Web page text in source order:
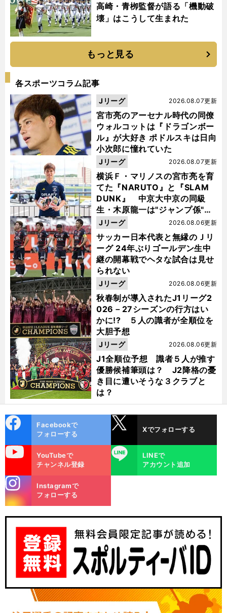
前
高崎・青栁監督が語る「機動破
壊」はこうして生まれた
もっと見る
各スポーツコラム記事
宮市亮のアーセナル時代の同僚
ウォルコットは『ドラゴンボー
ル』が大好き ポドルスキは日向
小次郎に憧れていた
2026.08.07更新
Jリーグ
横浜Ｆ・マリノスの宮市亮を育
てた『NARUTO』と『SLAM
DUNK』 中京大中京の同級
生・木原龍一は"ジャンプ係"だ
った
2026.08.07更新
Jリーグ
サッカー日本代表と無縁のＪリ
ーグ 24年ぶりゴールデン生中
継の開幕戦でヘタな試合は見せ
られない
2026.08.06更新
Jリーグ
秋春制が導入されたJ1リーグ2
026－27シーズンの行方はい
かに!? ５人の識者が全順位を
大胆予想
2026.08.06更新
Jリーグ
J1全順位予想 識者５人が推す
優勝候補筆頭は？ J2降格の憂
き目に遭いそうな３クラブと
は？
2026.08.06更新
Jリーグ
ok
Facebookで
フォローする
Xでフォローする
YouTubeで
チャンネル登録
LINE
LINEで
アカウント追加
m
Instagramで
フォローする